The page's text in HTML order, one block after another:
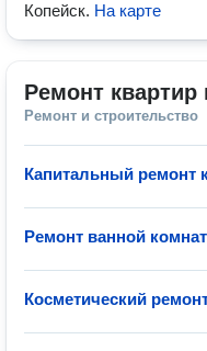
Копейск. На карте
Ремонт
Ремонт и строительство
Капитальный ремонт
Ремонт ванной
Косметический